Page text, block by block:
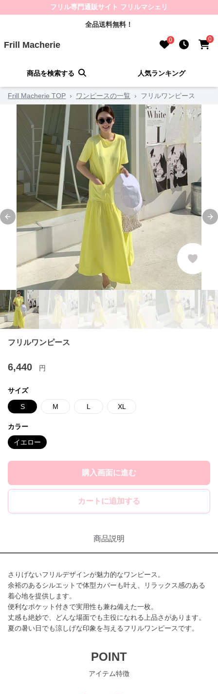
フリル専門通販サイト フリルマシェリ
全品送料無料！
Frill Macherie 0 0
商品を検索する 人気ランキング
Frill Macherie TOP › ワンピースの一覧 › フリルワンピース
Previous slide
フリルワンピース
6,440 円
サイズ
S M L XL
カラー
イエロー
購入画面に進む
カートに追加する
商品説明
さりげないフリルデザインが魅力的なワンピース。
余裕のあるシルエットで体型カバーも叶え、リラックス感のある
着心地を提供します。
便利なポケット付きで実用性も兼ね備えた一枚。
丈感も絶妙で、どんな場面でも主役になれる上品さがあります。
夏の暑い日でも涼しげな印象を与えるフリルワンピースです。
POINT
アイテム特徴